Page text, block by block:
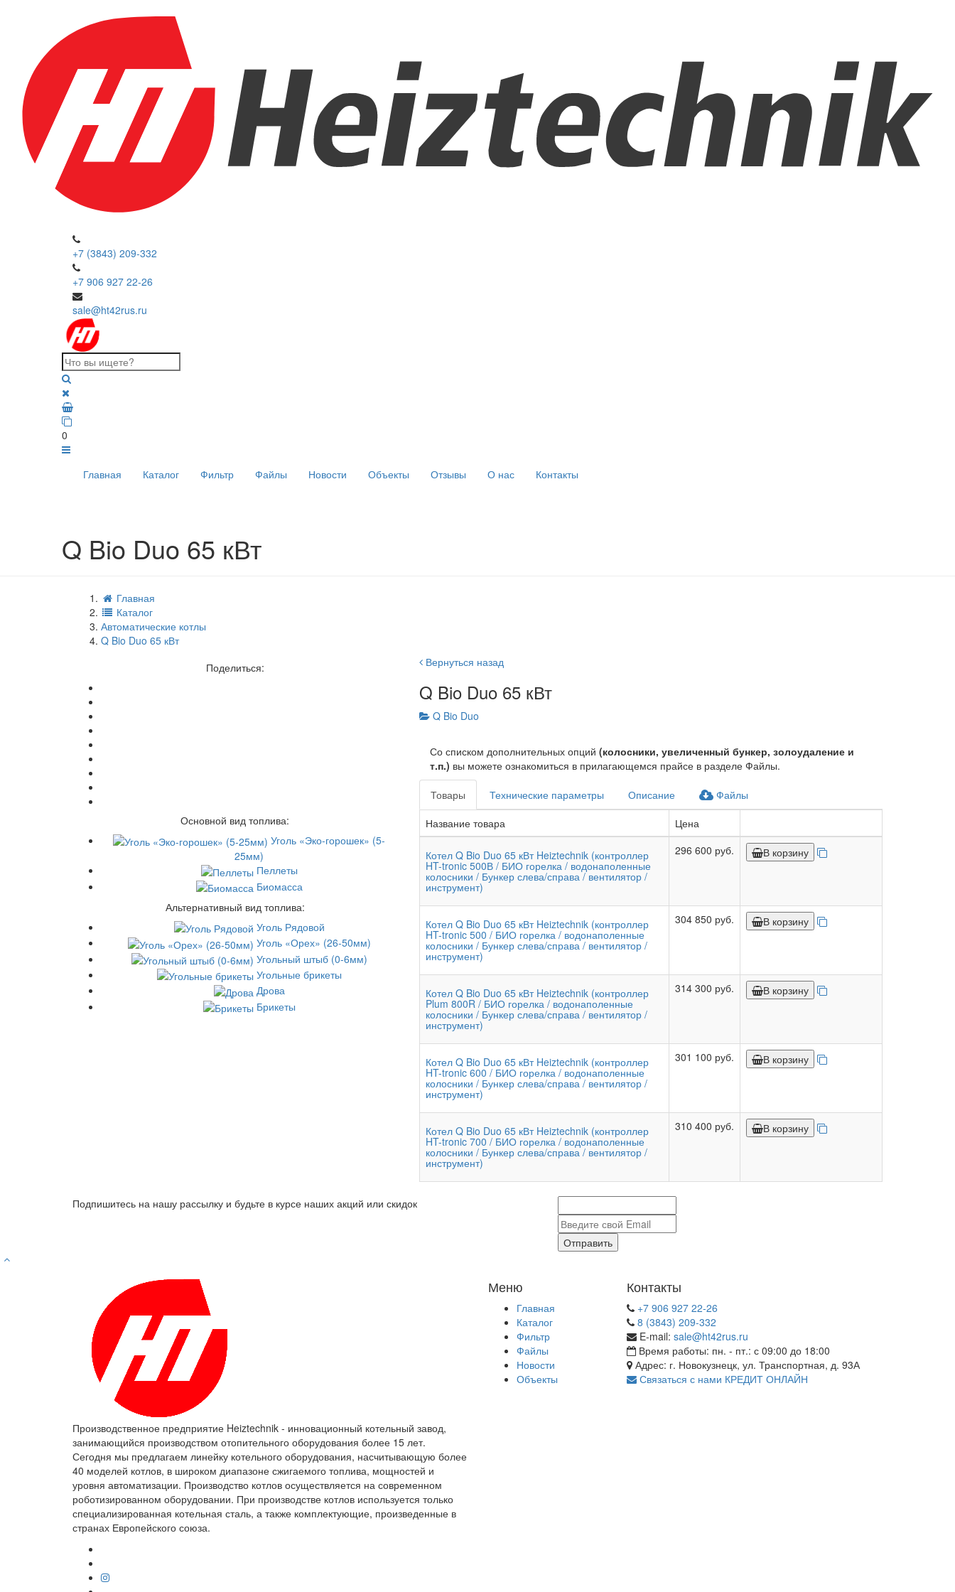
+7 (3843) 209-332
+7 906 927 22-26
sale@ht42rus.ru
0
Главная Каталог Фильтр Файлы Новости Объекты Отзывы О нас Контакты
Q Bio Duo 65 кВт
Главная
Каталог
Автоматические котлы
Q Bio Duo 65 кВт
Поделиться:
Основной вид топлива:
Уголь «Эко-горошек» (5-
25мм)
Пеллеты
Биомасса
Альтернативный вид топлива:
Уголь Рядовой
Уголь «Орех» (26-50мм)
Угольный штыб (0-6мм)
Угольные брикеты
Дрова
Брикеты
Вернуться назад
Q Bio Duo 65 кВт
Q Bio Duo
Со списком дополнительных опций (колосники, увеличенный бункер, золоудаление и
т.п.) вы можете ознакомиться в прилагающемся прайсе в разделе Файлы.
Товары Технические параметры Описание
Файлы
Название товара
Цена
Котел Q Bio Duo 65 кВт Heiztechnik (контроллер
HT-tronic 500В / БИО горелка / водонаполенные
колосники / Бункер слева/справа / вентилятор /
инструмент)
296 600 руб. В корзину
Котел Q Bio Duo 65 кВт Heiztechnik (контроллер
HT-tronic 500 / БИО горелка / водонаполенные
колосники / Бункер слева/справа / вентилятор /
инструмент)
304 850 руб. В корзину
Котел Q Bio Duo 65 кВт Heiztechnik (контроллер
Plum 800R / БИО горелка / водонаполенные
колосники / Бункер слева/справа / вентилятор /
инструмент)
314 300 руб. В корзину
Котел Q Bio Duo 65 кВт Heiztechnik (контроллер
HT-tronic 600 / БИО горелка / водонаполенные
колосники / Бункер слева/справа / вентилятор /
инструмент)
301 100 руб. В корзину
Котел Q Bio Duo 65 кВт Heiztechnik (контроллер
HT-tronic 700 / БИО горелка / водонаполенные
колосники / Бункер слева/справа / вентилятор /
инструмент)
310 400 руб. В корзину
Подпишитесь на нашу рассылку и будьте в курсе наших акций или скидок
Отправить
Производственное предприятие Heiztechnik - инновационный котельный завод,
занимающийся производством отопительного оборудования более 15 лет.
Сегодня мы предлагаем линейку котельного оборудования, насчитывающую более
40 моделей котлов, в широком диапазоне сжигаемого топлива, мощностей и
уровня автоматизации. Производство котлов осуществляется на современном
роботизированном оборудовании. При производстве котлов используется только
специализированная котельная сталь, а также комплектующие, произведенные в
странах Европейского союза.
Меню
Главная
Каталог
Фильтр
Файлы
Новости
Объекты
Контакты
+7 906 927 22-26
8 (3843) 209-332
E-mail: sale@ht42rus.ru
Время работы: пн. - пт.: с 09:00 до 18:00
Адрес: г. Новокузнецк, ул. Транспортная, д. 93А
Связаться с нами КРЕДИТ ОНЛАЙН